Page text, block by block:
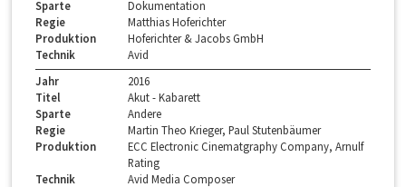
Sparte
Dokumentation
Regie
Matthias Hoferichter
Produktion
Hoferichter & Jacobs GmbH
Technik
Avid
Jahr
2016
Titel
Akut - Kabarett
Sparte
Andere
Regie
Martin Theo Krieger, Paul Stutenbäumer
Produktion
ECC Electronic Cinematgraphy Company, Arnulf
Rating
Technik
Avid Media Composer